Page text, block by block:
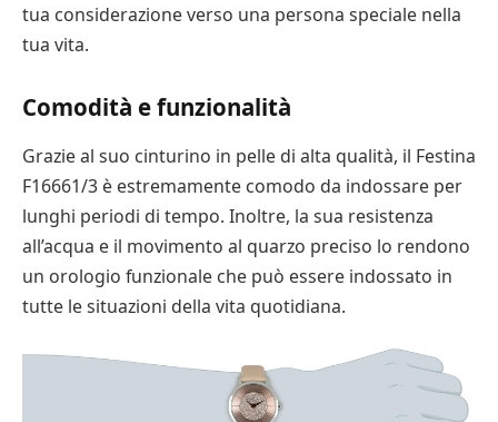
tua considerazione verso una persona speciale nella
tua vita.
Comodità e funzionalità
Grazie al suo cinturino in pelle di alta qualità, il Festina
F16661/3 è estremamente comodo da indossare per
lunghi periodi di tempo. Inoltre, la sua resistenza
all’acqua e il movimento al quarzo preciso lo rendono
un orologio funzionale che può essere indossato in
tutte le situazioni della vita quotidiana.